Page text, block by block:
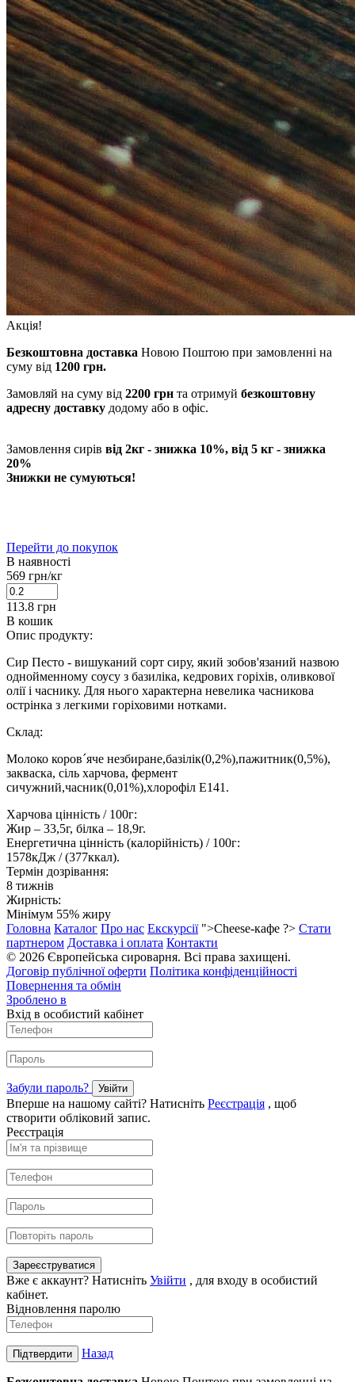
Акція!
Безкоштовна доставка Новою Поштою при замовленні на
суму від 1200 грн.
Замовляй на суму від 2200 грн та отримуй безкоштовну
адресну доставку додому або в офіс.
Замовлення сирів від 2кг - знижка 10%, від 5 кг - знижка
20%
Знижки не сумуються!
Перейти до покупок
В наявності
569 грн/кг
113.8 грн
В кошик
Опис продукту:
Сир Песто - вишуканий сорт сиру, який зобов'язаний назвою
однойменному соусу з базиліка, кедрових горіхів, оливкової
олії і часнику. Для нього характерна невелика часникова
острінка з легкими горіховими нотками.
Склад:
Молоко коров´яче незбиране,базілік(0,2%),пажитник(0,5%),
закваска, сіль харчова, фермент
сичужний,часник(0,01%),хлорофіл Е141.
Харчова цінність / 100г:
Жир – 33,5г, білка – 18,9г.
Енергетична цінність (калорійність) / 100г:
1578кДж / (377ккал).
Термін дозрівання:
8 тижнів
Жирність:
Мінімум 55% жиру
Головна Каталог Про нас Екскурсії">Cheese-кафе ?> Стати
партнером Доставка і оплата Контакти
© 2026 Європейська сироварня. Всі права захищені.
Договір публічної оферти Політика конфіденційності
Повернення та обмін
Зроблено в
Вхід в особистий кабінет
Забули пароль? Увійти
Вперше на нашому сайті? Натисніть Реєстрація , щоб
створити обліковий запис.
Реєстрація
Зареєструватися
Вже є аккаунт? Натисніть Увійти , для входу в особистий
кабінет.
Відновлення паролю
Підтвердити Назад